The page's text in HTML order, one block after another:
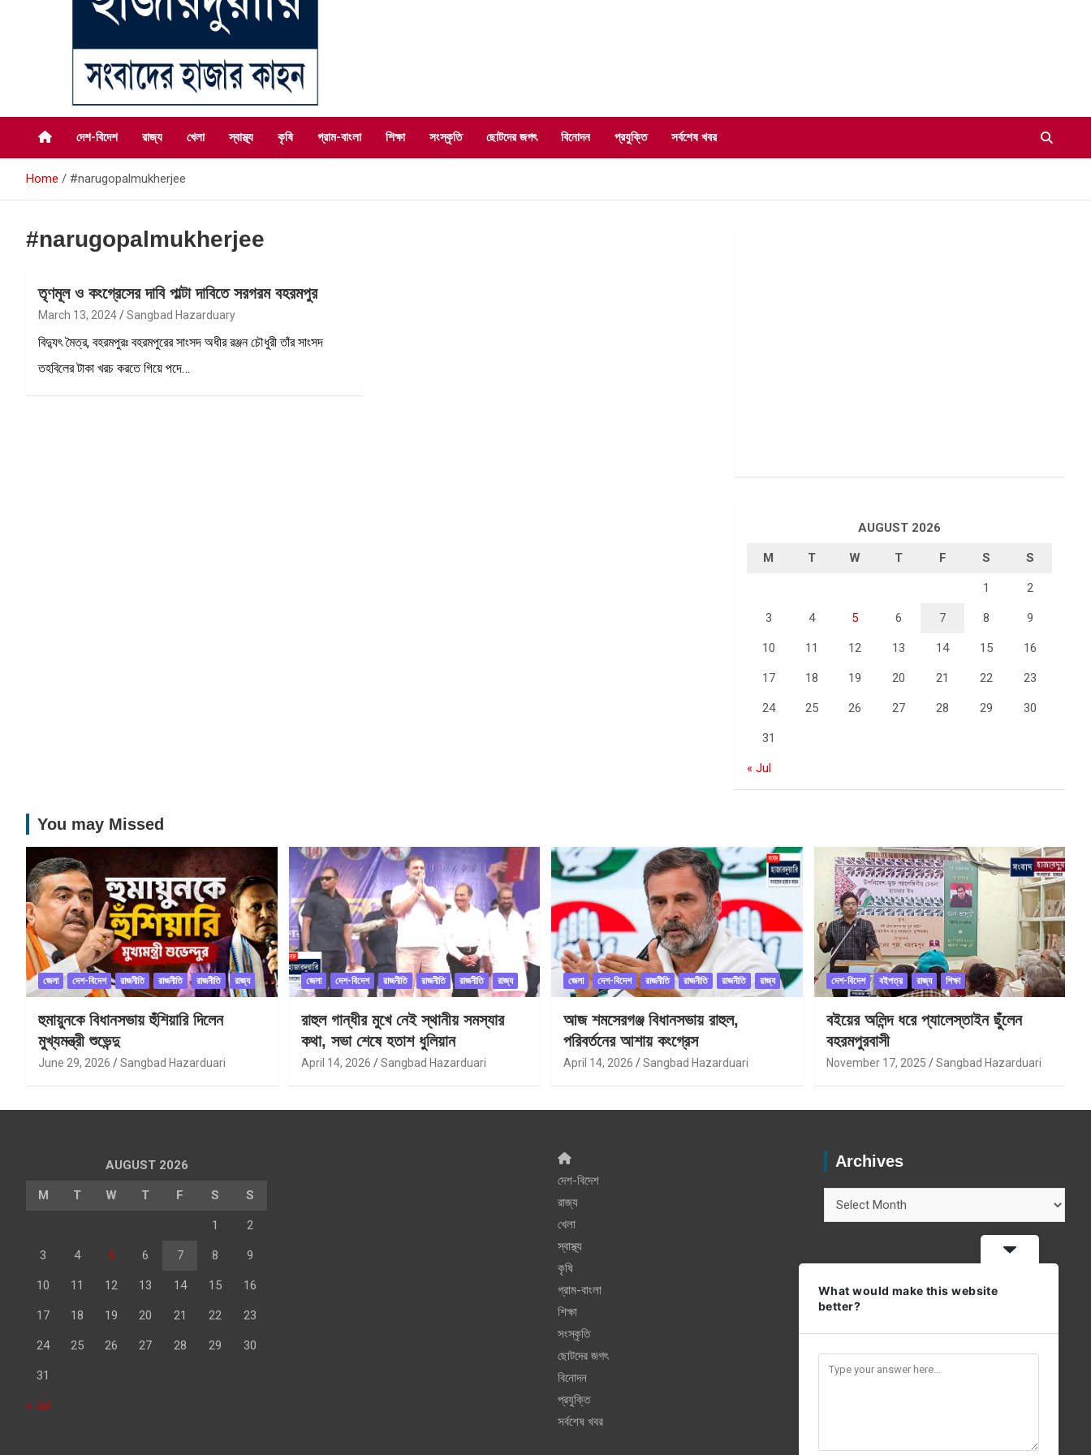
সংবাদ হাজারদুয়ারি
সংবাদের হাজার কাহন
দেশ-বিদেশ
রাজ্য খেলা স্বাস্থ্য কৃষি গ্রাম-বাংলা শিক্ষা সংস্কৃতি ছোটদের জগৎ বিনোদন প্রযুক্তি সর্বশেষ খবর
Home #narugopalmukherjee
#narugopalmukherjee
তৃণমূল ও কংগ্রেসের দাবি পাল্টা দাবিতে সরগরম বহরমপুর
March 13, 2024 Sangbad Hazarduary
বিদ্যুৎ মৈত্র, বহরমপুরঃ বহরমপুরের সাংসদ অধীর রঞ্জন চৌধুরী তাঁর সাংসদ
তহবিলের টাকা খরচ করতে গিয়ে পদে…
AUGUST 2026
M T W T F S S
1 2
3 4 5 6 7 8 9
10 11 12 13 14 15 16
17 18 19 20 21 22 23
24 25 26 27 28 29 30
31
« Jul
You may Missed
জেলা দেশ-বিদেশ রাজনীতি রাজনীতি রাজনীতি রাজ্য
হুমায়ুনকে বিধানসভায় হুঁশিয়ারি দিলেন
মুখ্যমন্ত্রী শুভেন্দু
June 29, 2026 Sangbad Hazarduari
জেলা দেশ-বিদেশ রাজনীতি রাজনীতি রাজনীতি রাজ্য
রাহুল গান্ধীর মুখে নেই স্থানীয় সমস্যার
কথা, সভা শেষে হতাশ ধুলিয়ান
April 14, 2026 Sangbad Hazarduari
জেলা দেশ-বিদেশ রাজনীতি রাজনীতি রাজনীতি রাজ্য
আজ শমসেরগঞ্জ বিধানসভায় রাহুল,
পরিবর্তনের আশায় কংগ্রেস
April 14, 2026 Sangbad Hazarduari
দেশ-বিদেশ বইপত্র রাজ্য শিক্ষা
বইয়ের অলিন্দ ধরে প্যালেস্তাইন ছুঁলেন
বহরমপুরবাসী
November 17, 2025 Sangbad Hazarduari
AUGUST 2026
M T W T F S S
1 2
3 4 5 6 7 8 9
10 11 12 13 14 15 16
17 18 19 20 21 22 23
24 25 26 27 28 29 30
31
« Jul
দেশ-বিদেশ
রাজ্য
খেলা
স্বাস্থ্য
কৃষি
গ্রাম-বাংলা
শিক্ষা
সংস্কৃতি
ছোটদের জগৎ
বিনোদন
প্রযুক্তি
সর্বশেষ খবর
Archives
What would make this website
better?